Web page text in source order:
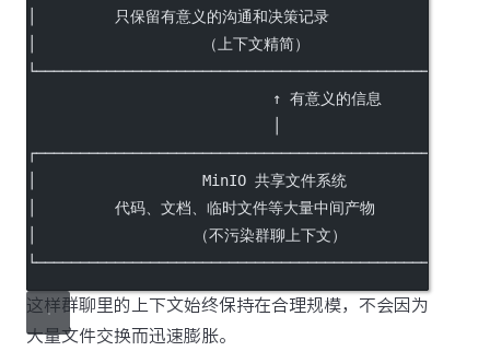
│         只保留有意义的沟通和决策记录
│                   （上下文精简）
                            ↑ 有意义的信息
│                   MinIO 共享文件系统
│         代码、文档、临时文件等大量中间产物
│                  （不污染群聊上下文）
这样群聊里的上下文始终保持在合理规模，不会因为
大量文件交换而迅速膨胀。